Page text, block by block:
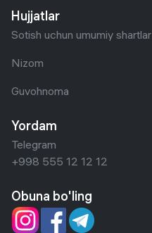
Hujjatlar
Sotish uchun umumiy shartlar
Nizom
Guvohnoma
Yordam
Telegram
+998 555 12 12 12
Obuna bo'ling